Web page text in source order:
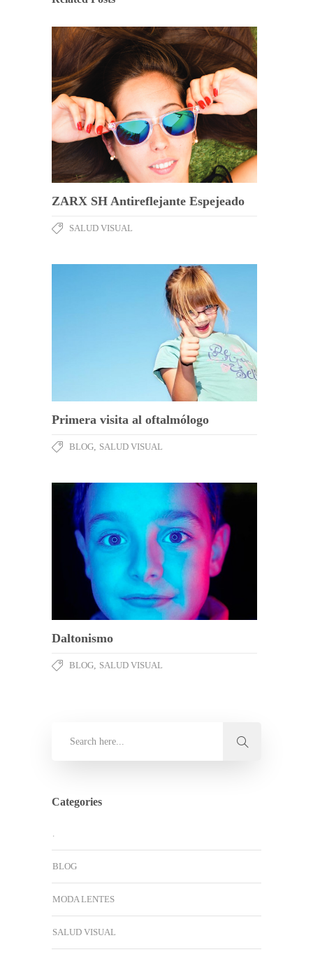
ZARX SH Antireflejante Espejeado
SALUD VISUAL
Primera visita al oftalmólogo
BLOG, SALUD VISUAL
Daltonismo
BLOG, SALUD VISUAL
Categories
.
BLOG
MODA LENTES
SALUD VISUAL